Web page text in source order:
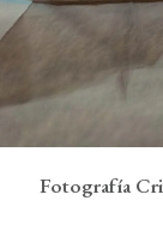
Fotografía